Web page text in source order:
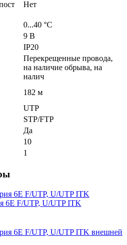
Нет
0...40 °C
9 В
IP20
Перекрещенные провода,
на наличие обрыва, на
налич
182 м
UTP
STP/FTP
Да
10
1
6E F/UTP, U/UTP ITK